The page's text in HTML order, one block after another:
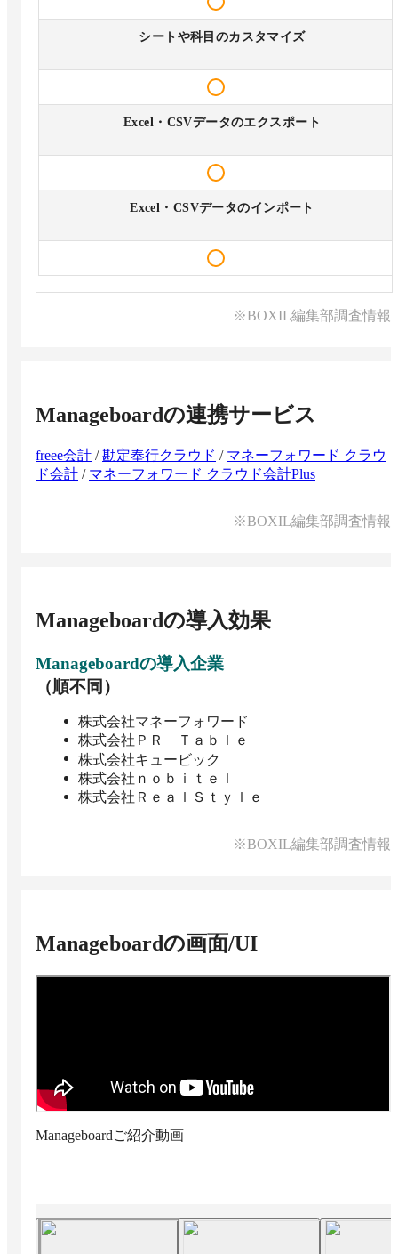
シートや科目のカスタマイズ
Excel・CSVデータのエクスポート
Excel・CSVデータのインポート
※BOXIL編集部調査情報
Manageboardの連携サービス
freee会計 /勘定奉行クラウド / マネーフォワード クラウ
ド会計 / マネーフォワード クラウド会計Plus
※BOXIL編集部調査情報
Manageboardの導入効果
Manageboardの導入企業
（順不同）
株式会社マネーフォワード
株式会社ＰＲ Ｔａｂｌｅ
株式会社キュービック
株式会社ｎｏｂｉｔｅｌ
株式会社ＲｅａｌＳｔｙｌｅ
※BOXIL編集部調査情報
Manageboardの画面/UI
Manageboardご紹介動画